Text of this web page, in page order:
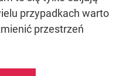
przypadkach warto
przestrzeń